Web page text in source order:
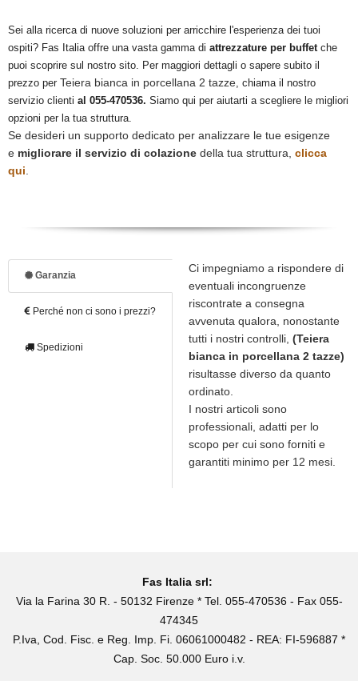
Sei alla ricerca di nuove soluzioni per arricchire l'esperienza dei tuoi
ospiti? Fas Italia offre una vasta gamma di attrezzature per buffetche
puoi scoprire sul nostro sito. Per maggiori dettagli o sapere subito il
prezzo per Teiera bianca in porcellana 2 tazze, chiama il nostro
servizio clienti al 055-470536. Siamo qui per aiutarti a scegliere le migliori
opzioni per la tua struttura.
Se desideri un supporto dedicato per analizzare le tue esigenze
e migliorare il servizio di colazione della tua struttura, clicca
qui.
Garanzia
Perché non ci sono i prezzi?
Spedizioni
Ci impegniamo a rispondere di
eventuali incongruenze
riscontrate a consegna
avvenuta qualora, nonostante
tutti i nostri controlli, (Teiera
bianca in porcellana 2 tazze)
risultasse diverso da quanto
ordinato.
I nostri articoli sono
professionali, adatti per lo
scopo per cui sono forniti e
garantiti minimo per 12 mesi.
Fas Italia srl:
Via la Farina 30 R. - 50132 Firenze * Tel. 055-470536 - Fax 055-
474345
P.Iva, Cod. Fisc. e Reg. Imp. Fi. 06061000482 - REA: FI-596887 *
Cap. Soc. 50.000 Euro i.v.